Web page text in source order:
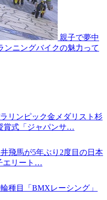
親子で夢中
ンニングバイクの魅力って
リンピック金メダリスト杉
賞式「ジャパンサ…
井飛馬が5年ぶり2度目の日本
エリート…
輪種目「BMXレーシング」